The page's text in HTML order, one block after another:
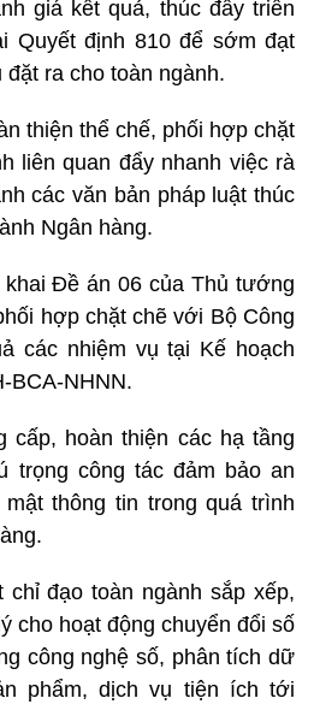
giá kết quả, thúc đẩy triển
Quyết định 810 để sớm đạt
ra cho toàn ngành.
thiện thể chế, phối hợp chặt
liên quan đẩy nhanh việc rà
các văn bản pháp luật thúc
Ngân hàng.
Đề án 06 của Thủ tướng
hợp chặt chẽ với Bộ Công
các nhiệm vụ tại Kế hoạch
BCA-NHNN.
cấp, hoàn thiện các hạ tầng
trọng công tác đảm bảo an
thông tin trong quá trình
chỉ đạo toàn ngành sắp xếp,
cho hoạt động chuyển đổi số
công nghệ số, phân tích dữ
phẩm, dịch vụ tiện ích tới